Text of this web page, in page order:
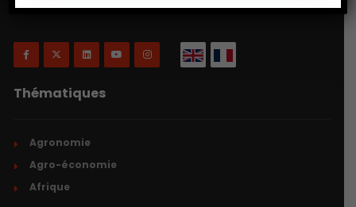
et inclusive.
Thématiques
Agronomie
Agro-économie
Afrique